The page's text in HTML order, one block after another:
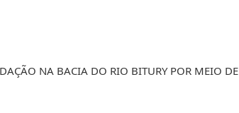
NA BACIA DO RIO BITURY POR MEIO DE